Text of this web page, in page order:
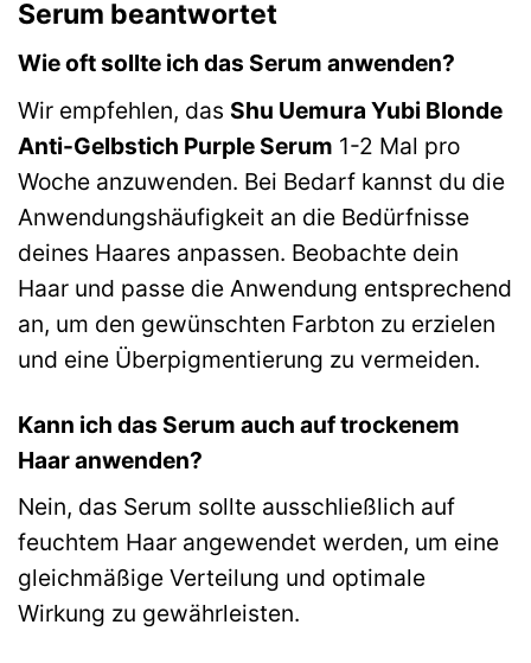
Serum beantwortet
Wie oft sollte ich das Serum anwenden?
Wir empfehlen, das Shu Uemura Yubi Blonde
Anti-Gelbstich Purple Serum 1-2 Mal pro
Woche anzuwenden. Bei Bedarf kannst du die
Anwendungshäufigkeit an die Bedürfnisse
deines Haares anpassen. Beobachte dein
Haar und passe die Anwendung entsprechend
an, um den gewünschten Farbton zu erzielen
und eine Überpigmentierung zu vermeiden.
Kann ich das Serum auch auf trockenem
Haar anwenden?
Nein, das Serum sollte ausschließlich auf
feuchtem Haar angewendet werden, um eine
gleichmäßige Verteilung und optimale
Wirkung zu gewährleisten.